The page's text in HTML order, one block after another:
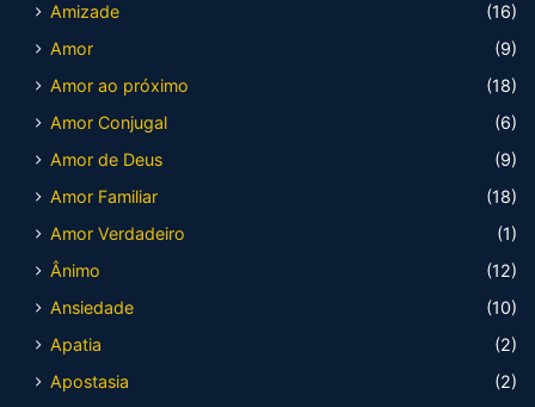
Amizade
(16)
Amor
(9)
Amor ao próximo
(18)
Amor Conjugal
(6)
Amor de Deus
(9)
Amor Familiar
(18)
Amor Verdadeiro
(1)
Ânimo
(12)
Ansiedade
(10)
Apatia
(2)
Apostasia
(2)